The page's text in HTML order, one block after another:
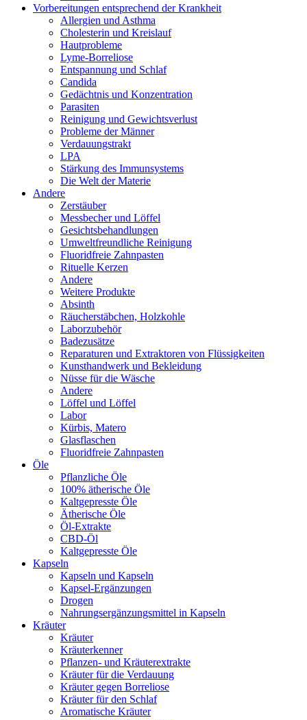
Vorbereitungen entsprechend der Krankheit
Allergien und Asthma
Cholesterin und Kreislauf
Hautprobleme
Lyme-Borreliose
Entspannung und Schlaf
Candida
Gedächtnis und Konzentration
Parasiten
Reinigung und Gewichtsverlust
Probleme der Männer
Verdauungstrakt
LPA
Stärkung des Immunsystems
Die Welt der Materie
Andere
Zerstäuber
Messbecher und Löffel
Gesichtsbehandlungen
Umweltfreundliche Reinigung
Fluoridfreie Zahnpasten
Rituelle Kerzen
Andere
Weitere Produkte
Absinth
Räucherstäbchen, Holzkohle
Laborzubehör
Badezusätze
Reparaturen und Extraktoren von Flüssigkeiten
Kunsthandwerk und Bekleidung
Nüsse für die Wäsche
Andere
Löffel und Löffel
Labor
Kürbis, Matero
Glasflaschen
Fluoridfreie Zahnpasten
Öle
Pflanzliche Öle
100% ätherische Öle
Kaltgepresste Öle
Ätherische Öle
Öl-Extrakte
CBD-Öl
Kaltgepresste Öle
Kapseln
Kapseln und Kapseln
Kapsel-Ergänzungen
Drogen
Nahrungsergänzungsmittel in Kapseln
Kräuter
Kräuter
Kräuterkenner
Pflanzen- und Kräuterextrakte
Kräuter für die Verdauung
Kräuter gegen Borreliose
Kräuter für den Schlaf
Aromatische Kräuter